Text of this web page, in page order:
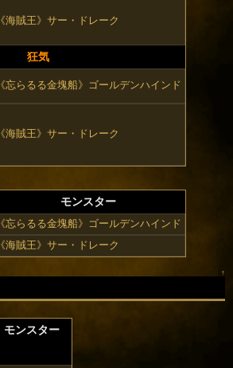
《海賊王》サー・ドレーク
狂気
《忘らるる金塊船》ゴールデンハインド
《海賊王》サー・ドレーク
モンスター
《忘らるる金塊船》ゴールデンハインド
《海賊王》サー・ドレーク
↑
モンスター